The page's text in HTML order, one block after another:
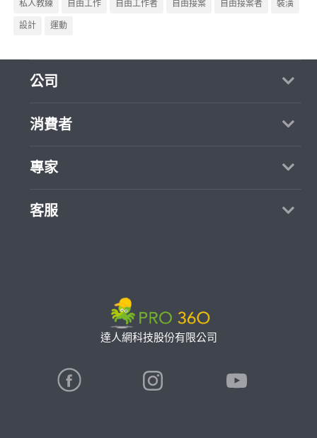
私人教練 自由工作 自由工作者 自由接案 自由接案者 裝潢
設計 運動
達人網科技股份有限公司
公司
關於我們
部落格
加入我們
消費者
買服務
熱門服務
關鍵字搜尋
專家
找案件
特約專家
客服
信任與保障